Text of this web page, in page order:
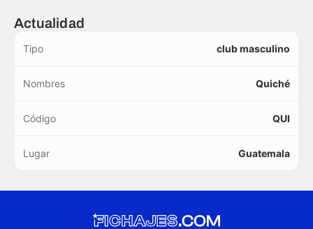
Actualidad
Tipo club masculino
Nombres Quiché
Código QUI
Lugar Guatemala